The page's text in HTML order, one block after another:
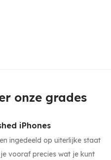
onze grades
iPhones
ingedeeld op uiterlijke staat
vooraf precies wat je kunt